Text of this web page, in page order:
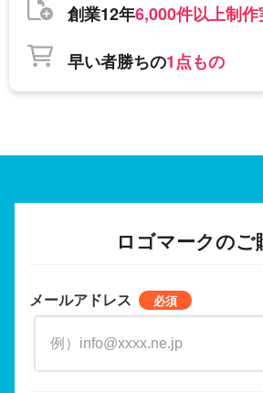
創業12年6,000件以上制
早い者勝ちの1点もの
ロゴマークのご
メールアドレス